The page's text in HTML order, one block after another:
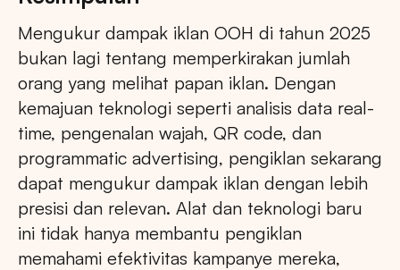
Mengukur dampak iklan OOH di tahun 2025
bukan lagi tentang memperkirakan jumlah
orang yang melihat papan iklan. Dengan
kemajuan teknologi seperti analisis data real-
time, pengenalan wajah, QR code, dan
programmatic advertising, pengiklan sekarang
dapat mengukur dampak iklan dengan lebih
presisi dan relevan. Alat dan teknologi baru
ini tidak hanya membantu pengiklan
memahami efektivitas kampanye mereka,